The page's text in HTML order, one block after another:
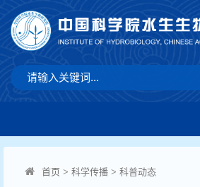
首页 > 科学传播 > 科普动态